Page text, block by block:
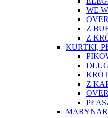
WE
Z
Z
KURTKI,
Z